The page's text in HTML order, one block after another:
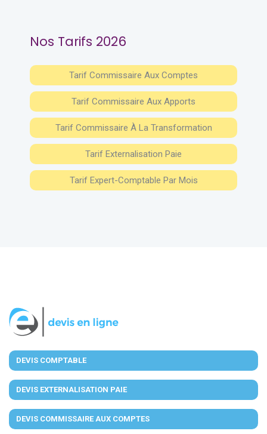
Nos Tarifs 2026
Tarif Commissaire Aux Comptes
Tarif Commissaire Aux Apports
Tarif Commissaire À La Transformation
Tarif Externalisation Paie
Tarif Expert-Comptable Par Mois
DEVIS COMPTABLE
DEVIS EXTERNALISATION PAIE
DEVIS COMMISSAIRE AUX COMPTES